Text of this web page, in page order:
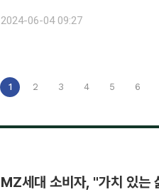
류준열이 애국가를 부르는 장면 중 "
2024-06-04 09:27
1 2 3 4 5 6
MZ세대 소비자, "가치 있는